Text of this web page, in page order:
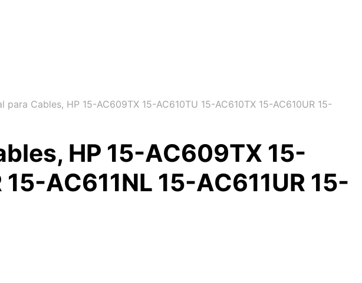
Cables, HP 15-AC609TX 15-AC610TU 15-AC610TX 15-AC610UR 15-
HP 15-AC609TX 15-
AC611NL 15-AC611UR 15-